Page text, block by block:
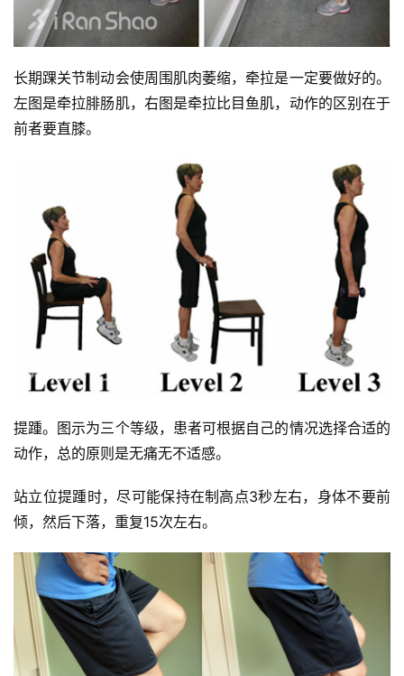
长期踝关节制动会使周围肌肉萎缩，牵拉是一定要做好的。
左图是牵拉腓肠肌，右图是牵拉比目鱼肌，动作的区别在于
前者要直膝。
提踵。图示为三个等级，患者可根据自己的情况选择合适的
动作，总的原则是无痛无不适感。
站立位提踵时，尽可能保持在制高点3秒左右，身体不要前
倾，然后下落，重复15次左右。